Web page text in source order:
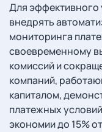
Для эффективного
внедрять
мониторинга
своевременному
комиссий и
компаний,
капиталом,
платежных
экономии до 15%